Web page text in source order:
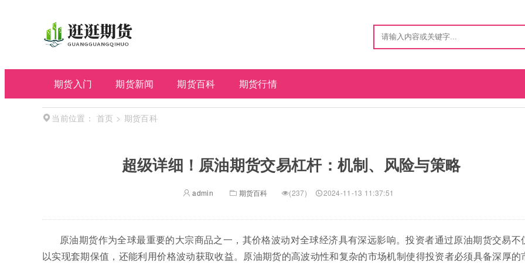
期货入门 期货新闻 期货百科 期货行情
当前位置： 首页 > 期货百科
超级详细！原油期货交易杠杆：机制、风险与策略
admin 期货百科 (237) 2024-11-13 11:37:51
原油期货作为全球最重要的大宗商品之一，其价格波动对全球经济具有深远影响。投资者通过原油期货交易不
以实现套期保值，还能利用价格波动获取收益。原油期货的高波动性和复杂的市场机制使得投资者必须具备深厚的